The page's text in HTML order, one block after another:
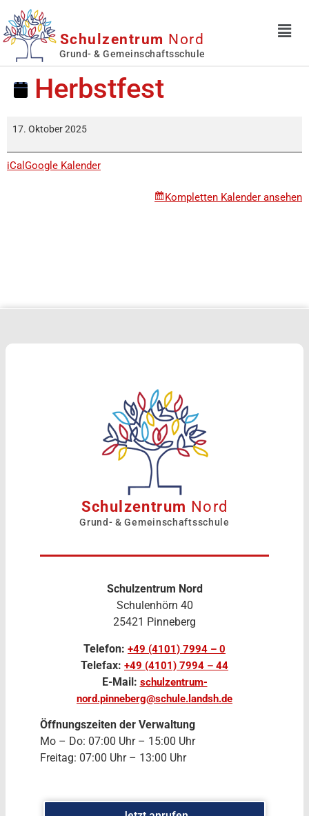
Schulzentrum Nord
Grund- & Gemeinschaftsschule
Herbstfest
17. Oktober 2025
iCal Google Kalender
Kompletten Kalender ansehen
Schulzentrum Nord
Grund- & Gemeinschaftsschule
Schulzentrum Nord
Schulenhörn 40
25421 Pinneberg
Telefon: +49 (4101) 7994 – 0
Telefax: +49 (4101) 7994 – 44
E-Mail: schulzentrum-
nord.pinneberg@schule.landsh.de
Öffnungszeiten der Verwaltung
Mo – Do: 07:00 Uhr – 15:00 Uhr
Freitag: 07:00 Uhr – 13:00 Uhr